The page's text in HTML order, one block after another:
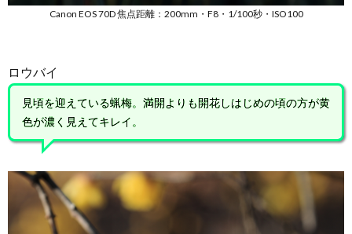
Canon EOS 70D 焦点距離：200mm・F8・1/100秒・ISO100
ロウバイ
見頃を迎えている蝋梅。満開よりも開花しはじめの頃の方が黄
色が濃く見えてキレイ。